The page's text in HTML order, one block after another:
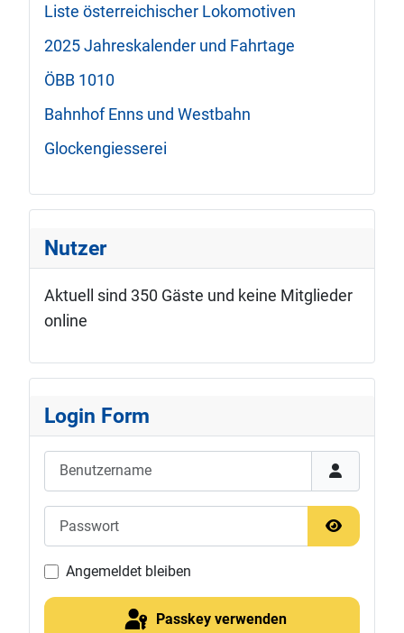
Liste österreichischer Lokomotiven
2025 Jahreskalender und Fahrtage
ÖBB 1010
Bahnhof Enns und Westbahn
Glockengiesserei
Nutzer
Aktuell sind 350 Gäste und keine Mitglieder
online
Login Form
Passwort
Angemeldet bleiben
Passkey verwenden